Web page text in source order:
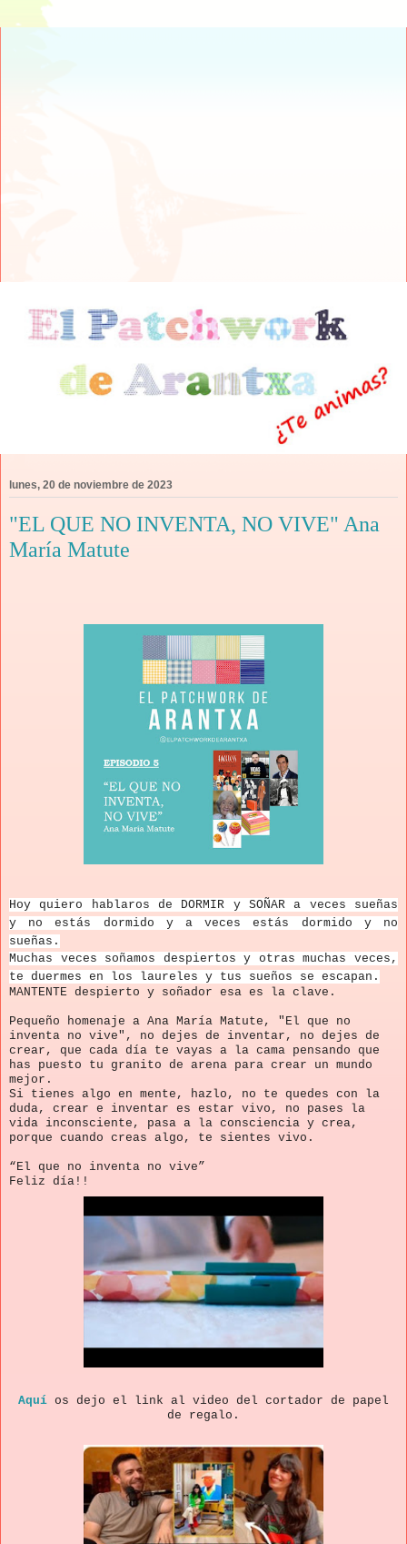
lunes, 20 de noviembre de 2023
"EL QUE NO INVENTA, NO VIVE" Ana
María Matute
Hoy quiero hablaros de DORMIR y SOÑAR a veces sueñas
y no estás dormido y a veces estás dormido y no
sueñas.
Muchas veces soñamos despiertos y otras muchas veces,
te duermes en los laureles y tus sueños se escapan.
MANTENTE despierto y soñador esa es la clave.
Pequeño homenaje a Ana María Matute, "El que no
inventa no vive", no dejes de inventar, no dejes de
crear, que cada día te vayas a la cama pensando que
has puesto tu granito de arena para crear un mundo
mejor.
Si tienes algo en mente, hazlo, no te quedes con la
duda, crear e inventar es estar vivo, no pases la
vida inconsciente, pasa a la consciencia y crea,
porque cuando creas algo, te sientes vivo.
“El que no inventa no vive”
Feliz día!!
Aquí os dejo el link al video del cortador de papel
de regalo.